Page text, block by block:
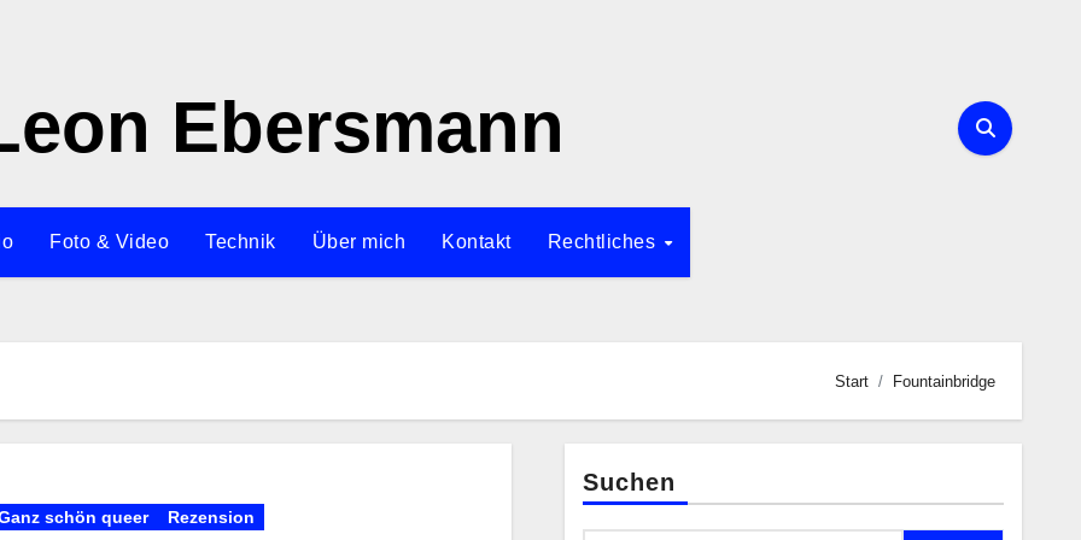
Ebersmann
Foto & Video Technik Über mich Kontakt Rechtliches
Start Fountainbridge
schön queer Rezension
Suchen